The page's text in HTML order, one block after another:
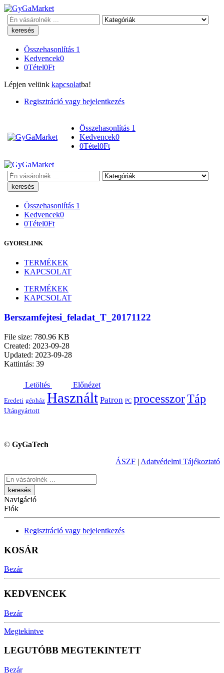
Keresés
Összehasonlítás 1
Kedvencek0
0Tétel0Ft
Lépjen velünk kapcsolatba!
Regisztráció vagy bejelentkezés
Összehasonlítás 1
Kedvencek0
0Tétel0Ft
Keresés
Összehasonlítás 1
Kedvencek0
0Tétel0Ft
GYORSLINK
TERMÉKEK
KAPCSOLAT
TERMÉKEK
KAPCSOLAT
Berszamfejtesi_feladat_T_20171122
File size: 780.96 KB
Created: 2023-09-28
Updated: 2023-09-28
Kattintás: 39
Letöltés Előnézet
Eredeti gépház Használt Patron PC processzorTáp
Utángyártott
© GyGaTech
ÁSZF | Adatvédelmi Tájékoztató
Keresés
Navigáció
Fiók
Regisztráció vagy bejelentkezés
KOSÁR
Bezár
KEDVENCEK
Bezár
Megtekintve
LEGUTÓBB MEGTEKINTETT
Bezár